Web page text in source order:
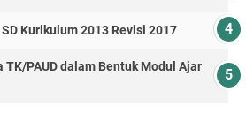
SD Kurikulum 2013 Revisi 2017
TK/PAUD dalam Bentuk Modul Ajar